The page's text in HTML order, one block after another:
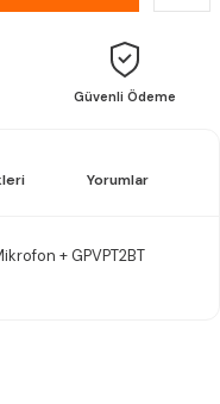
Güvenli Ödeme
Yorumlar
+ GPVPT2BT